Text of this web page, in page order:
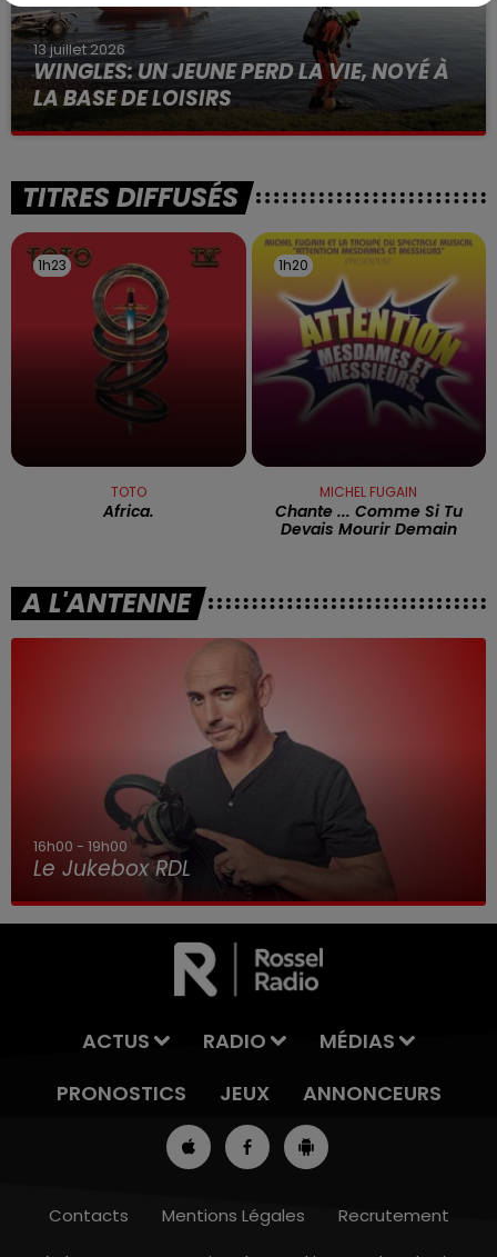
13 juillet 2026
WINGLES: UN JEUNE PERD LA VIE, NOYÉ À
LA BASE DE LOISIRS
La victime a coulé à pic
TITRES DIFFUSÉS
1h23
1h23
TOTO
Africa.
1h20
1h20
MICHEL FUGAIN
Chante ... Comme Si Tu
Devais Mourir Demain
A L'ANTENNE
16h00 - 19h00
Le Jukebox RDL
ACTUS RADIO
MÉDIAS
PRONOSTICS
JEUX ANNONCEURS
Contacts Mentions Légales
Recrutement